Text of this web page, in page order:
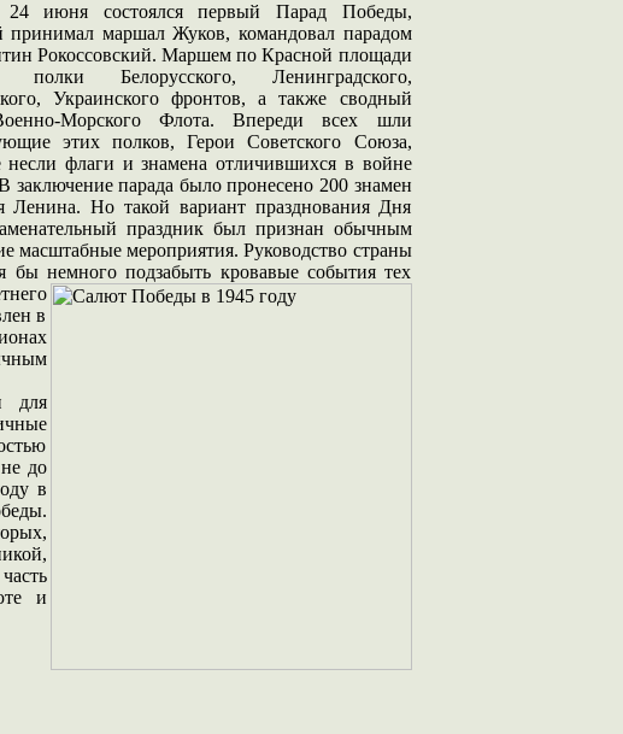
июня состоялся первый Парад Победы,
принимал маршал Жуков, командовал парадом
Рокоссовский. Маршем по Красной площади
полки Белорусского, Ленинградского,
Украинского фронтов, а также сводный
Морского Флота. Впереди всех шли
этих полков, Герои Советского Союза,
несли флаги и знамена отличившихся в войне
заключение парада было пронесено 200 знамен
Ленина. Но такой вариант празднования Дня
праздник был признан обычным
масштабные мероприятия. Руководство страны
немного подзабыть кровавые события тех
в
для
до
в
и